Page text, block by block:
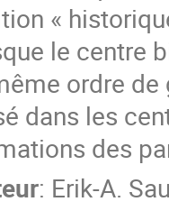
«
le centre
ordre
dans les
des
: Erik-A.